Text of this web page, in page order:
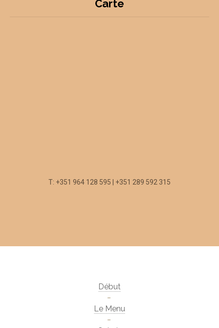
Carte
T: +351 964 128 595 | +351 289 592 315
Début
Le Menu